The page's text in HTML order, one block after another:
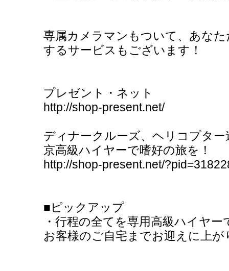
専属カメラマンもついて、あな
するサービスもございます！
プレゼント・ネット
http://shop-present.net/
ディナークルーズ、ヘリコプタ
京高級ハイヤーで嗜好の旅を！
http://shop-present.net/
■ピックアップ
・行程の全てを専用高級ハイヤー
お客様のご自宅までお迎えに上が